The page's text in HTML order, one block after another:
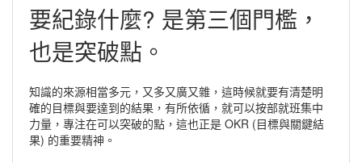
要紀錄什麼? 是第三個門檻，
也是突破點。
知識的來源相當多元，又多又廣又雜，這時候就要有清楚明
確的目標與要達到的結果，有所依循，就可以按部就班集中
力量，專注在可以突破的點，這也正是 OKR (目標與關鍵結
果) 的重要精神。